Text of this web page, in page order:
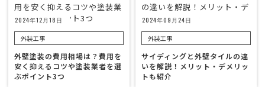
2024年12月18日
外装工事
外壁塗装の費用相場は？費用を
安く抑えるコツや塗装業者を選
ぶポイント3つ
2024年09月24日
外装工事
サイディングと外壁タイルの違
いを解説！メリット・デメリッ
トも紹介